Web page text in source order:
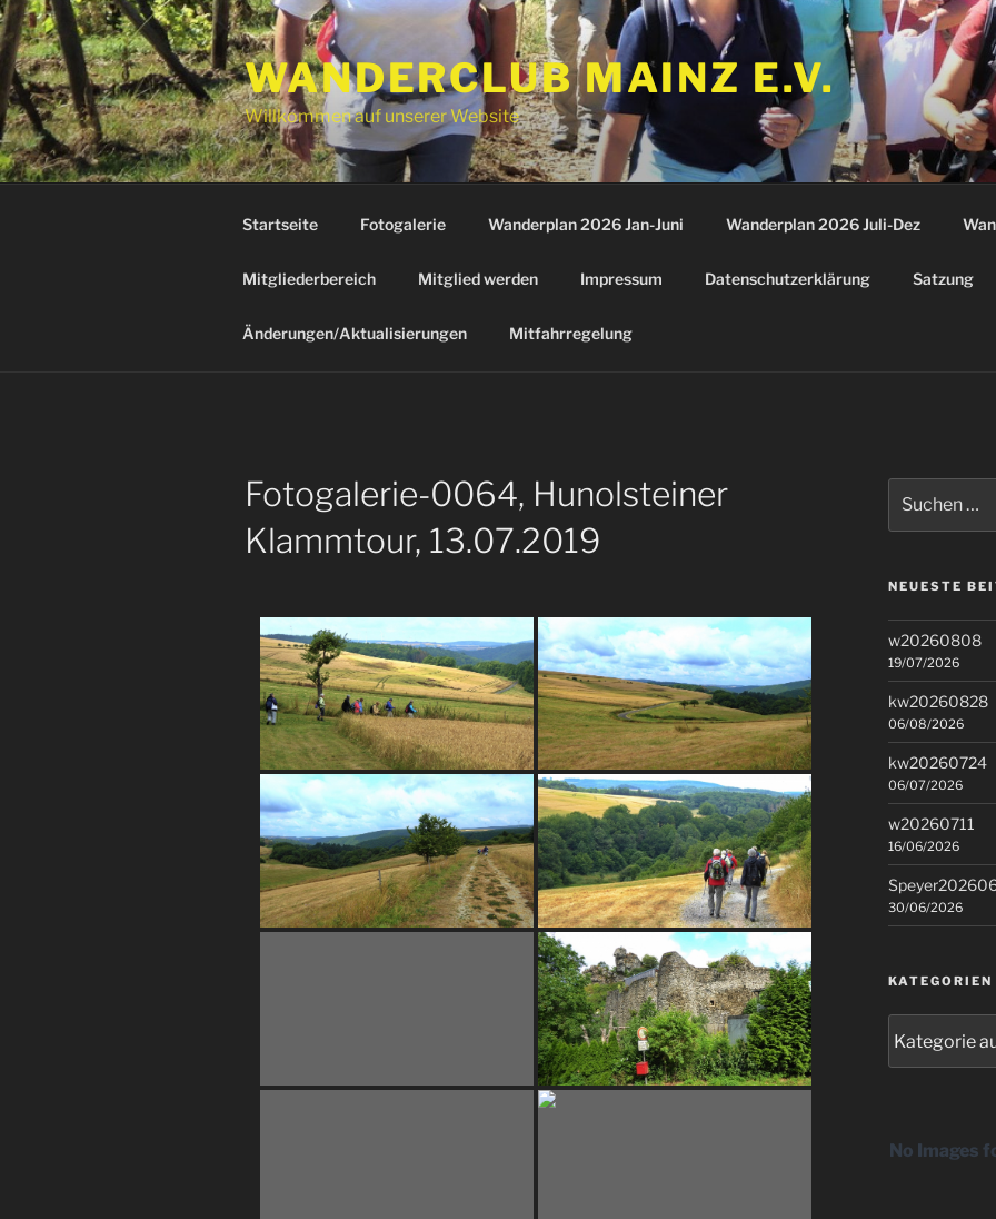
Zum
Inhalt
springen
WANDERCLUB MAINZ E.V.
Willkommen auf unserer Website
Startseite Fotogalerie Wanderplan 2026 Jan-Juni Wanderplan 2026 Juli-Dez
Mitgliederbereich Mitglied werden Impressum Datenschutzerklärung Satzung
Änderungen/Aktualisierungen Mitfahrregelung
Fotogalerie-0064, Hunolsteiner
Klammtour, 13.07.2019
nach:
NEUESTE
w20260808
19/07/2026
kw20260828
06/08/2026
kw20260724
06/07/2026
w20260711
16/06/2026
30/06/2026
KATEGORIEN
No Images